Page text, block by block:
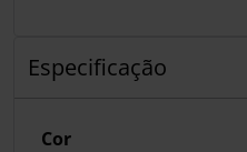
Especificação
Cor